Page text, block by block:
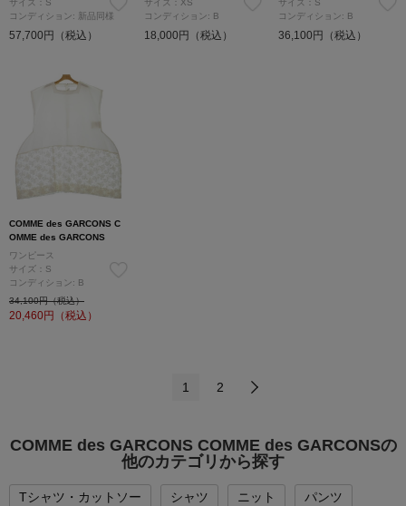
コンディション: 新品同様
57,700円（税込）
コンディション: B
18,000円（税込）
コンディション: B
36,100円（税込）
COMME des GARCONS C
OMME des GARCONS
ワンピース
サイズ：S
コンディション: B
34,100円（税込）
20,460円（税込）
1 2
COMME des GARCONS COMME des GARCONSの
他のカテゴリから探す
Tシャツ・カットソー シャツ ニット
パンツ